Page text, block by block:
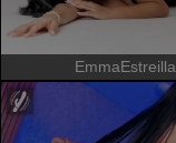
EmmaEstreilla